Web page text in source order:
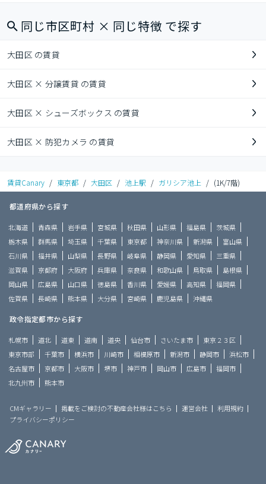
同じ市区町村 × 同じ特徴 で探す
大田区 の賃貸
大田区 × 分譲賃貸 の賃貸
大田区 × シューズボックス の賃貸
大田区 × 防犯カメラ の賃貸
賃貸Canary / 東京都 / 大田区 / 池上駅 / ガリシア池上 / (1K/7階)
都道府県から探す
北海道 青森県 岩手県 宮城県 秋田県 山形県 福島県
茨城県
栃木県
群馬県 埼玉県 千葉県 東京都 神奈川県 新潟県
富山県
石川県
福井県 山梨県 長野県 岐阜県 静岡県 愛知県
三重県
滋賀県
京都府 大阪府 兵庫県 奈良県 和歌山県 鳥取県
島根県
岡山県
広島県 山口県 徳島県 香川県 愛媛県 高知県
福岡県
佐賀県
長崎県 熊本県 大分県 宮崎県 鹿児島県 沖縄県
政令指定都市から探す
札幌市 道北 道東 道南 道央 仙台市 さいたま市
東京２３区
東京市部
千葉市 横浜市 川崎市 相模原市 新潟市 静岡市
浜松市
名古屋市
京都市 大阪市 堺市 神戸市 岡山市 広島市
福岡市
北九州市
熊本市
CMギャラリー 掲載をご検討の不動産会社様はこちら 運営会社
利用規約
プライバシーポリシー